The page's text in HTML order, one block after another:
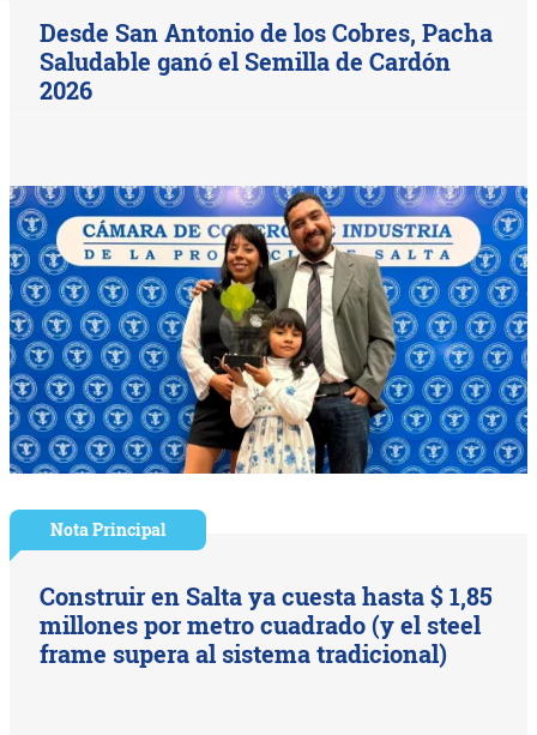
Desde San Antonio de los Cobres, Pacha
Saludable ganó el Semilla de Cardón
2026
Nota Principal
Construir en Salta ya cuesta hasta $ 1,85
millones por metro cuadrado (y el steel
frame supera al sistema tradicional)